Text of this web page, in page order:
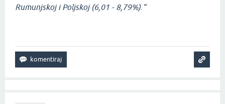
Rumunjskoj i Poljskoj (6,01 - 8,79%)."